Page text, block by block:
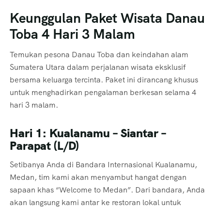
Keunggulan Paket Wisata Danau
Toba 4 Hari 3 Malam
Temukan pesona Danau Toba dan keindahan alam
Sumatera Utara dalam perjalanan wisata eksklusif
bersama keluarga tercinta. Paket ini dirancang khusus
untuk menghadirkan pengalaman berkesan selama 4
hari 3 malam.
Hari 1: Kualanamu – Siantar –
Parapat (L/D)
Setibanya Anda di Bandara Internasional Kualanamu,
Medan, tim kami akan menyambut hangat dengan
sapaan khas “Welcome to Medan”. Dari bandara, Anda
akan langsung kami antar ke restoran lokal untuk